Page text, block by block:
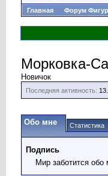
Главная Форум
Морковка-
Новичок
Последняя активность:
Обо мне Статистика
Подпись
Мир заботится